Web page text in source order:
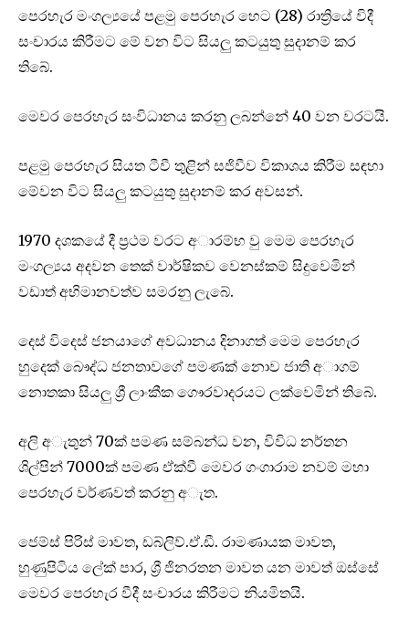
පෙරහැර මංගල්‍යයේ පළමු පෙරහැර හෙට (28) රාත්‍රියේ විදී
සංචාරය කිරීමට මේ වන විට සියලු කටයුතු සුදානම් කර
තිබේ.
මෙවර පෙරහැර සංවිධානය කරනු ලබන්නේ 40 වන වරටයි.
පළමු පෙරහැර සියත ටීවී තුළින් සජිවීව විකාශය කිරීම සඳහා
මේවන විට සියලු කටයුතු සුදානම් කර අවසන්.
1970 දශකයේ දී ප්‍රථම වරට අාරම්භ වු මෙම පෙරහැර
මංගල්‍යය අදවන තෙක් වාර්ෂිකව වෙනස්කම් සිදුවෙමින්
වඩාත් අභිමානවත්ව සමරනු ලැබේ.
දෙස් විදෙස් ජනයාගේ අවධානය දිනාගත් මෙම පෙරහැර
හුදෙක් බෞද්ධ ජනතාවගේ පමණක් නොව ජාති අාගම්
නොතකා සියලු ශ්‍රී ලාංකීක ගෞරවාදරයට ලක්වෙමින් තිබේ.
අලි අැතුන් 70ක් පමණ සම්බන්ධ වන, විවිධ නර්තන
ශිල්පින් 7000ක් පමණ ඒක්වී මෙවර ගංගාරාම නවම් මහා
පෙරහැර වර්ණවත් කරනු අැත.
ජෙම්ස් පිරිස් මාවත, ඩබ්ලිව්.ඒ.ඩී. රාමණායක මාවත,
හුණුපිටිය ලේක් පාර, ශ්‍රී ජිනරතන මාවත යන මාවත් ඔස්සේ
මෙවර පෙරහැර වීදී සංචාරය කිරීමට නියමිතයි.